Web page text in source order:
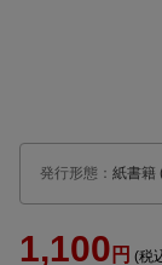
発行形態 ： 紙書籍
1,100 円 (税